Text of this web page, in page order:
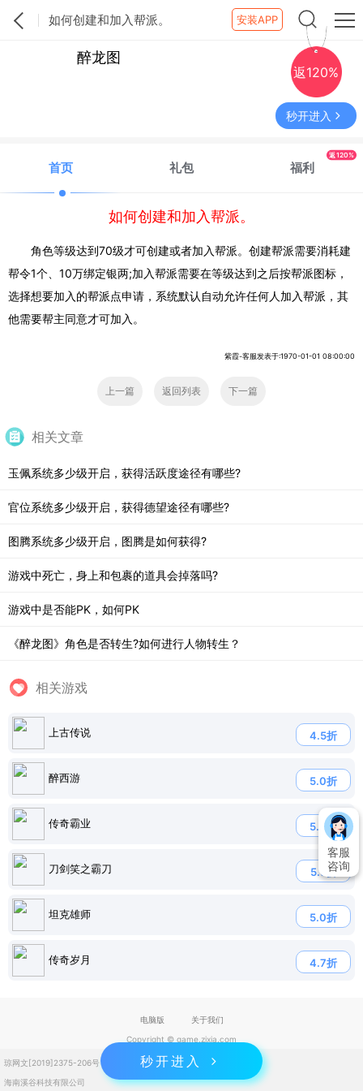
如何创建和加入帮派。 安装APP
醉龙图
返120%
秒开进入
首页 礼包 福利
返120%
如何创建和加入帮派。
角色等级达到70级才可创建或者加入帮派。创建帮派需要消耗建
帮令1个、10万绑定银两;加入帮派需要在等级达到之后按帮派图标，
选择想要加入的帮派点申请，系统默认自动允许任何人加入帮派，其
他需要帮主同意才可加入。
紫霞-客服发表于:1970-01-01 08:00:00
上一篇 返回列表 下一篇
相关文章
玉佩系统多少级开启，获得活跃度途径有哪些?
官位系统多少级开启，获得德望途径有哪些?
图腾系统多少级开启，图腾是如何获得?
游戏中死亡，身上和包裹的道具会掉落吗?
游戏中是否能PK，如何PK
《醉龙图》角色是否转生?如何进行人物转生？
相关游戏
上古传说 4.5折
醉西游 5.0折
传奇霸业 5.0折
刀剑笑之霸刀 5.5折
坦克雄师 5.0折
传奇岁月 4.7折
秒开进入
客服
咨询
电脑版
关于我们
Copyright © game.zixia.com
琼网文[2019]2375-206号
琼ICP备2023004832号
海南溪谷科技有限公司